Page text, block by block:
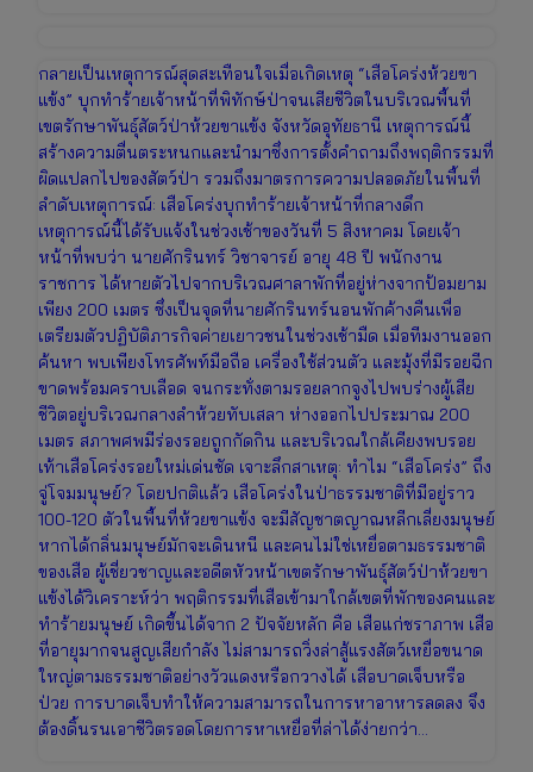
กลายเป็นเหตุการณ์สุดสะเทือนใจเมื่อเกิดเหตุ “เสือโคร่งห้วยขา
แข้ง” บุกทำร้ายเจ้าหน้าที่พิทักษ์ป่าจนเสียชีวิตในบริเวณพื้นที่
เขตรักษาพันธุ์สัตว์ป่าห้วยขาแข้ง จังหวัดอุทัยธานี เหตุการณ์นี้
สร้างความตื่นตระหนกและนำมาซึ่งการตั้งคำถามถึงพฤติกรรมที่
ผิดแปลกไปของสัตว์ป่า รวมถึงมาตรการความปลอดภัยในพื้นที่
ลำดับเหตุการณ์: เสือโคร่งบุกทำร้ายเจ้าหน้าที่กลางดึก
เหตุการณ์นี้ได้รับแจ้งในช่วงเช้าของวันที่ 5 สิงหาคม โดยเจ้า
หน้าที่พบว่า นายศักรินทร์ วิชาจารย์ อายุ 48 ปี พนักงาน
ราชการ ได้หายตัวไปจากบริเวณศาลาพักที่อยู่ห่างจากป้อมยาม
เพียง 200 เมตร ซึ่งเป็นจุดที่นายศักรินทร์นอนพักค้างคืนเพื่อ
เตรียมตัวปฏิบัติภารกิจค่ายเยาวชนในช่วงเช้ามืด เมื่อทีมงานออก
ค้นหา พบเพียงโทรศัพท์มือถือ เครื่องใช้ส่วนตัว และมุ้งที่มีรอยฉีก
ขาดพร้อมคราบเลือด จนกระทั่งตามรอยลากจูงไปพบร่างผู้เสีย
ชีวิตอยู่บริเวณกลางลำห้วยทับเสลา ห่างออกไปประมาณ 200
เมตร สภาพศพมีร่องรอยถูกกัดกิน และบริเวณใกล้เคียงพบรอย
เท้าเสือโคร่งรอยใหม่เด่นชัด เจาะลึกสาเหตุ: ทำไม “เสือโคร่ง” ถึง
จู่โจมมนุษย์? โดยปกติแล้ว เสือโคร่งในป่าธรรมชาติที่มีอยู่ราว
100-120 ตัวในพื้นที่ห้วยขาแข้ง จะมีสัญชาตญาณหลีกเลี่ยงมนุษย์
หากได้กลิ่นมนุษย์มักจะเดินหนี และคนไม่ใช่เหยื่อตามธรรมชาติ
ของเสือ ผู้เชี่ยวชาญและอดีตหัวหน้าเขตรักษาพันธุ์สัตว์ป่าห้วยขา
แข้งได้วิเคราะห์ว่า พฤติกรรมที่เสือเข้ามาใกล้เขตที่พักของคนและ
ทำร้ายมนุษย์ เกิดขึ้นได้จาก 2 ปัจจัยหลัก คือ เสือแก่ชราภาพ เสือ
ที่อายุมากจนสูญเสียกำลัง ไม่สามารถวิ่งล่าสู้แรงสัตว์เหยื่อขนาด
ใหญ่ตามธรรมชาติอย่างวัวแดงหรือกวางได้ เสือบาดเจ็บหรือ
ป่วย การบาดเจ็บทำให้ความสามารถในการหาอาหารลดลง จึง
ต้องดิ้นรนเอาชีวิตรอดโดยการหาเหยื่อที่ล่าได้ง่ายกว่า…